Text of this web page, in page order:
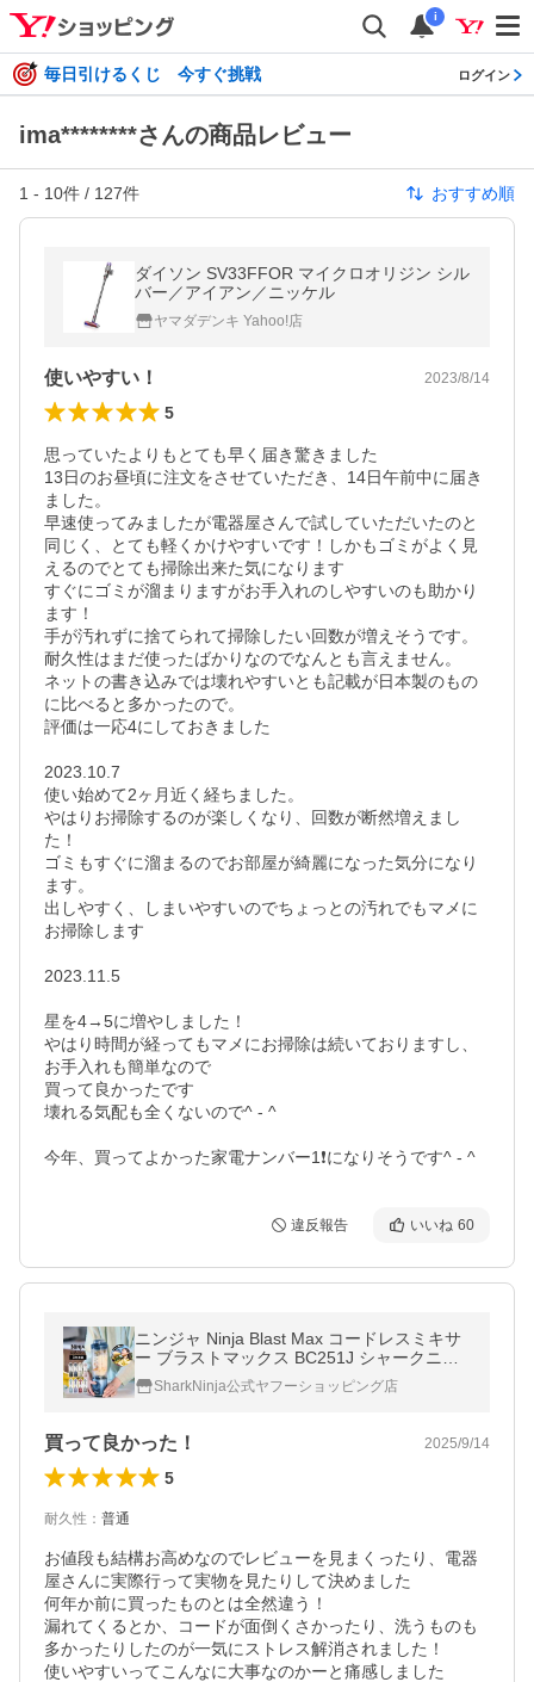
i
毎日引けるくじ 今すぐ挑戦 ログイン
ima********さんの商品レビュー
1 - 10件 / 127件 おすすめ順
ダイソン SV33FFOR マイクロオリジン シル
バー／アイアン／ニッケル
ヤマダデンキ Yahoo!店
使いやすい！ 2023/8/14
5
思っていたよりもとても早く届き驚きました
13日のお昼頃に注文をさせていただき、14日午前中に届き
ました。
早速使ってみましたが電器屋さんで試していただいたのと
同じく、とても軽くかけやすいです！しかもゴミがよく見
えるのでとても掃除出来た気になります
すぐにゴミが溜まりますがお手入れのしやすいのも助かり
ます！
手が汚れずに捨てられて掃除したい回数が増えそうです。
耐久性はまだ使ったばかりなのでなんとも言えません。
ネットの書き込みでは壊れやすいとも記載が日本製のもの
に比べると多かったので。
評価は一応4にしておきました
2023.10.7
使い始めて2ヶ月近く経ちました。
やはりお掃除するのが楽しくなり、回数が断然増えまし
た！
ゴミもすぐに溜まるのでお部屋が綺麗になった気分になり
ます。
出しやすく、しまいやすいのでちょっとの汚れでもマメに
お掃除します
2023.11.5
星を4→5に増やしました！
やはり時間が経ってもマメにお掃除は続いておりますし、
お手入れも簡単なので
買って良かったです
壊れる気配も全くないので^ - ^
今年、買ってよかった家電ナンバー1❗️になりそうです^ - ^
違反報告 いいね 60
ニンジャ Ninja Blast Max コードレスミキサ
ー ブラストマックス BC251J シャークニン
ジャ ミキサー ジューサー 小型 氷 冷凍フル
ーツ 静音 パワフル コンパクト
SharkNinja公式ヤフーショッピング店
買って良かった！ 2025/9/14
5
耐久性 ： 普通
お値段も結構お高めなのでレビューを見まくったり、電器
屋さんに実際行って実物を見たりして決めました
何年か前に買ったものとは全然違う！
漏れてくるとか、コードが面倒くさかったり、洗うものも
多かったりしたのが一気にストレス解消されました！
使いやすいってこんなに大事なのかーと痛感しました